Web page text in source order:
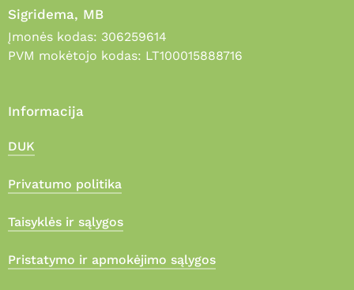
Sigridema, MB
Įmonės kodas: 306259614
PVM mokėtojo kodas: LT100015888716
Informacija
DUK
Privatumo politika
Taisyklės ir sąlygos
Pristatymo ir apmokėjimo sąlygos